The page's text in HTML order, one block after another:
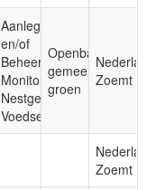
Aanleg
en/of
Beheer;
Monitoring;
Nestgelegenheid;
Voedsel
Openbaar,
gemeentelijk
groen
Zoemt
Zoemt